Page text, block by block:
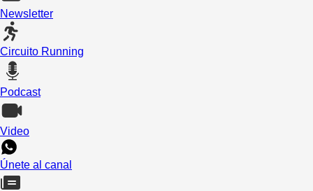
Newsletter
Circuito Running
Podcast
Video
Únete al canal